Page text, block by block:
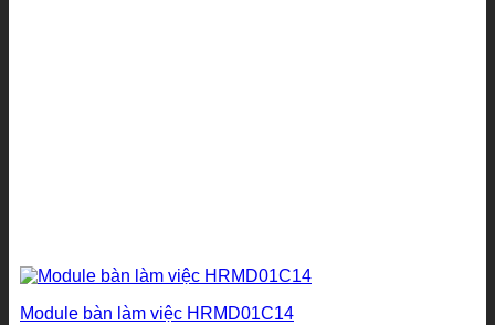
Module bàn làm việc HRMD01C14